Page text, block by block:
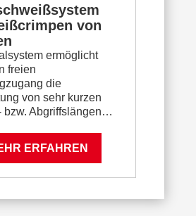
von
ermöglicht
freien
die
von sehr kurzen
bzw. Abgriffslängen…
ERFAHREN